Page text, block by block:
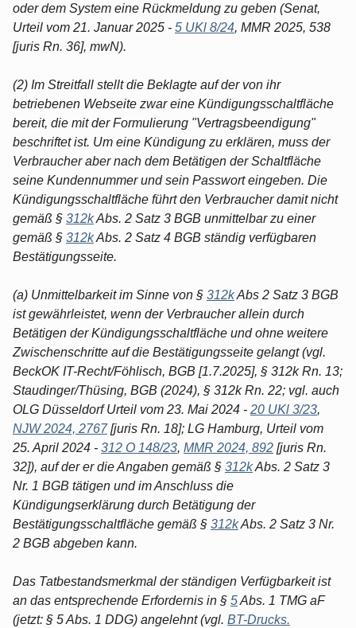
oder dem System eine Rückmeldung zu geben (Senat,
Urteil vom 21. Januar 2025 - 5 UKl 8/24, MMR 2025, 538
[juris Rn. 36], mwN).
(2) Im Streitfall stellt die Beklagte auf der von ihr
betriebenen Webseite zwar eine Kündigungsschaltfläche
bereit, die mit der Formulierung "Vertragsbeendigung"
beschriftet ist. Um eine Kündigung zu erklären, muss der
Verbraucher aber nach dem Betätigen der Schaltfläche
seine Kundennummer und sein Passwort eingeben. Die
Kündigungsschaltfläche führt den Verbraucher damit nicht
gemäß § 312kAbs. 2 Satz 3 BGB unmittelbar zu einer
gemäß § 312kAbs. 2 Satz 4 BGB ständig verfügbaren
Bestätigungsseite.
(a) Unmittelbarkeit im Sinne von § 312kAbs 2 Satz 3 BGB
ist gewährleistet, wenn der Verbraucher allein durch
Betätigen der Kündigungsschaltfläche und ohne weitere
Zwischenschritte auf die Bestätigungsseite gelangt (vgl.
BeckOK IT-Recht/Föhlisch, BGB [1.7.2025], § 312k Rn. 13;
Staudinger/Thüsing, BGB (2024), § 312k Rn. 22; vgl. auch
OLG Düsseldorf Urteil vom 23. Mai 2024 - 20 UKl 3/23,
NJW 2024, 2767[juris Rn. 18]; LG Hamburg, Urteil vom
25. April 2024 - 312 O 148/23, MMR 2024, 892 [juris Rn.
32]), auf der er die Angaben gemäß § 312kAbs. 2 Satz 3
Nr. 1 BGB tätigen und im Anschluss die
Kündigungserklärung durch Betätigung der
Bestätigungsschaltfläche gemäß § 312kAbs. 2 Satz 3 Nr.
2 BGB abgeben kann.
Das Tatbestandsmerkmal der ständigen Verfügbarkeit ist
an das entsprechende Erfordernis in § 5Abs. 1 TMG aF
(jetzt: § 5 Abs. 1 DDG) angelehnt (vgl. BT-Drucks.